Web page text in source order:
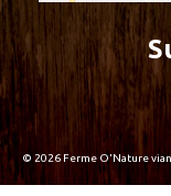
© 2026 Ferme O'Nature